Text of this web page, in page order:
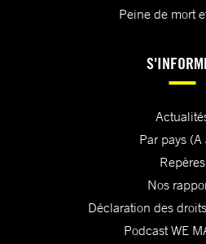
Peine de mort
Par pays (A
Repères
Nos
Déclaration des
Podcast WE